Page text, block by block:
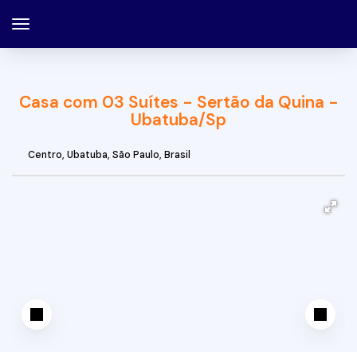
Casa com 03 Suítes - Sertão da Quina -
Ubatuba/Sp
Centro, Ubatuba, São Paulo, Brasil